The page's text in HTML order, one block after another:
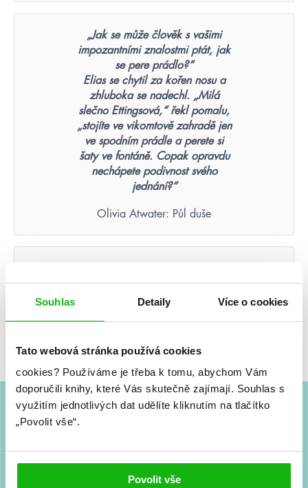
Souhlas Detaily Více o cookies
Tato webová stránka používá cookies
cookies? Používáme je třeba k tomu, abychom Vám
doporučili knihy, které Vás skutečně zajímají. Souhlas s
využitím jednotlivých dat udělíte kliknutím na tlačítko
„Povolit vše“.
Povolit vše
„Jak se může člověk s vašimi
impozantními znalostmi ptát, jak
se pere prádlo?“
Elias se chytil za kořen nosu a
zhluboka se nadechl. „Milá
slečno Ettingsová,“ řekl pomalu,
„stojíte ve vikomtově zahradě jen
ve spodním prádle a perete si
šaty ve fontáně. Copak opravdu
nechápete podivnost svého
jednání?“
Olivia Atwater: Půl duše
člověka, který byl vaší poslední
nadějí.
Vše kolem #youngadult každý měsíc rovnou do mailu!
a seriálové adaptace a další.